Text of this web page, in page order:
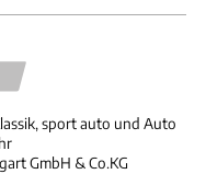
sport auto und Auto
GmbH & Co.KG